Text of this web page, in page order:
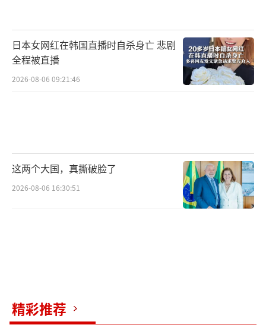
日本女网红在韩国直播时自杀身亡 悲剧
全程被直播
2026-08-06 09:21:46
这两个大国，真撕破脸了
2026-08-06 16:30:51
精彩推荐